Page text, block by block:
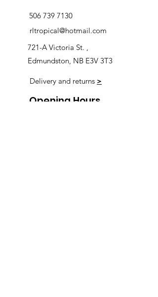
506 739 7130
rltropical@hotmail.com
721-A Victoria St. ,
Edmundston, NB E3V 3T3
Delivery and returns >
Opening Hours